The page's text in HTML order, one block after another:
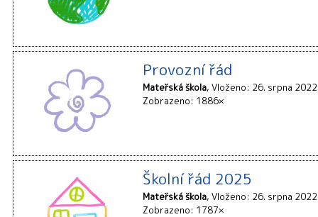
Provozní řád
Mateřská škola Vloženo: 26. srpna
Zobrazeno: 1886×
Školní řád 2025
Mateřská škola Vloženo: 26. srpna
Zobrazeno: 1787×